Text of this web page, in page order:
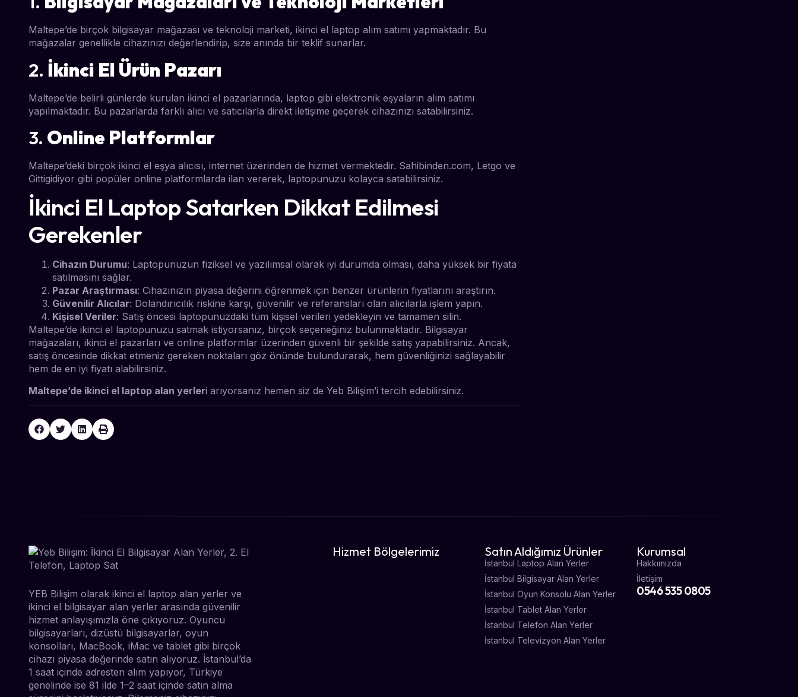
Maltepe’de birçok bilgisayar mağazası ve teknoloji marketi, ikinci el laptop alım satımı yapmaktadır. Bu
mağazalar genellikle cihazınızı değerlendirip, size anında bir teklif sunarlar.
2. İkinci El Ürün Pazarı
Maltepe’de belirli günlerde kurulan ikinci el pazarlarında, laptop gibi elektronik eşyaların alım satımı
yapılmaktadır. Bu pazarlarda farklı alıcı ve satıcılarla direkt iletişime geçerek cihazınızı satabilirsiniz.
3. Online Platformlar
Maltepe’deki birçok ikinci el eşya alıcısı, internet üzerinden de hizmet vermektedir. Sahibinden.com, Letgo ve
Gittigidiyor gibi popüler online platformlarda ilan vererek, laptopunuzu kolayca satabilirsiniz.
İkinci El Laptop Satarken Dikkat Edilmesi
Gerekenler
Cihazın Durumu: Laptopunuzun fiziksel ve yazılımsal olarak iyi durumda olması, daha yüksek bir fiyata
satılmasını sağlar.
Pazar Araştırması: Cihazınızın piyasa değerini öğrenmek için benzer ürünlerin fiyatlarını araştırın.
Güvenilir Alıcılar: Dolandırıcılık riskine karşı, güvenilir ve referansları olan alıcılarla işlem yapın.
Kişisel Veriler: Satış öncesi laptopunuzdaki tüm kişisel verileri yedekleyin ve tamamen silin.
Maltepe’de ikinci el laptopunuzu satmak istiyorsanız, birçok seçeneğiniz bulunmaktadır. Bilgisayar
mağazaları, ikinci el pazarları ve online platformlar üzerinden güvenli bir şekilde satış yapabilirsiniz. Ancak,
satış öncesinde dikkat etmeniz gereken noktaları göz önünde bulundurarak, hem güvenliğinizi sağlayabilir
hem de en iyi fiyatı alabilirsiniz.
Maltepe’de ikinci el laptop alan yerleri arıyorsanız hemen siz de Yeb Bilişim’i tercih edebilirsiniz.
YEB Bilişim olarak ikinci el laptop alan yerler ve
ikinci el bilgisayar alan yerler arasında güvenilir
hizmet anlayışımızla öne çıkıyoruz. Oyuncu
bilgisayarları, dizüstü bilgisayarlar, oyun
konsolları, MacBook, iMac ve tablet gibi birçok
cihazı piyasa değerinde satın alıyoruz. İstanbul’da
1 saat içinde adresten alım yapıyor, Türkiye
genelinde ise 81 ilde 1–2 saat içinde satın alma
Hizmet Bölgelerimiz Satın Aldığımız Ürünler
İstanbul Laptop Alan Yerler
İstanbul Bilgisayar Alan Yerler
İstanbul Oyun Konsolu Alan Yerler
İstanbul Tablet Alan Yerler
İstanbul Telefon Alan Yerler
İstanbul Televizyon Alan Yerler
Kurumsal
Hakkımızda
İletişim
0546 535 0805